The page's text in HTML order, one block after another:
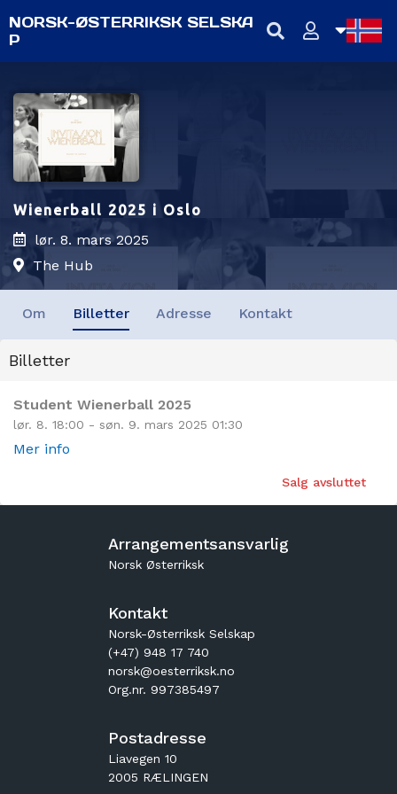
NORSK-ØSTERRIKSK SELSKA
P
Wienerball 2025 i Oslo
lør. 8. mars 2025
The Hub
Om Billetter Adresse Kontakt
Billetter
Student Wienerball 2025
lør. 8. 18:00 - søn. 9. mars 2025 01:30
Mer info
Salg avsluttet
Arrangementsansvarlig
Norsk Østerriksk
Kontakt
Norsk-Østerriksk Selskap
(+47) 948 17 740
norsk@oesterriksk.no
Org.nr. 997385497
Postadresse
Liavegen 10
2005 RÆLINGEN